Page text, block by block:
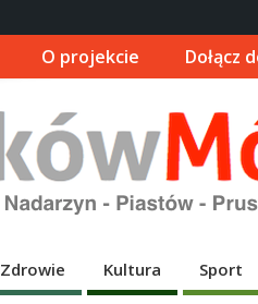
O projekcie Dołącz
Zdrowie Kultura Sport